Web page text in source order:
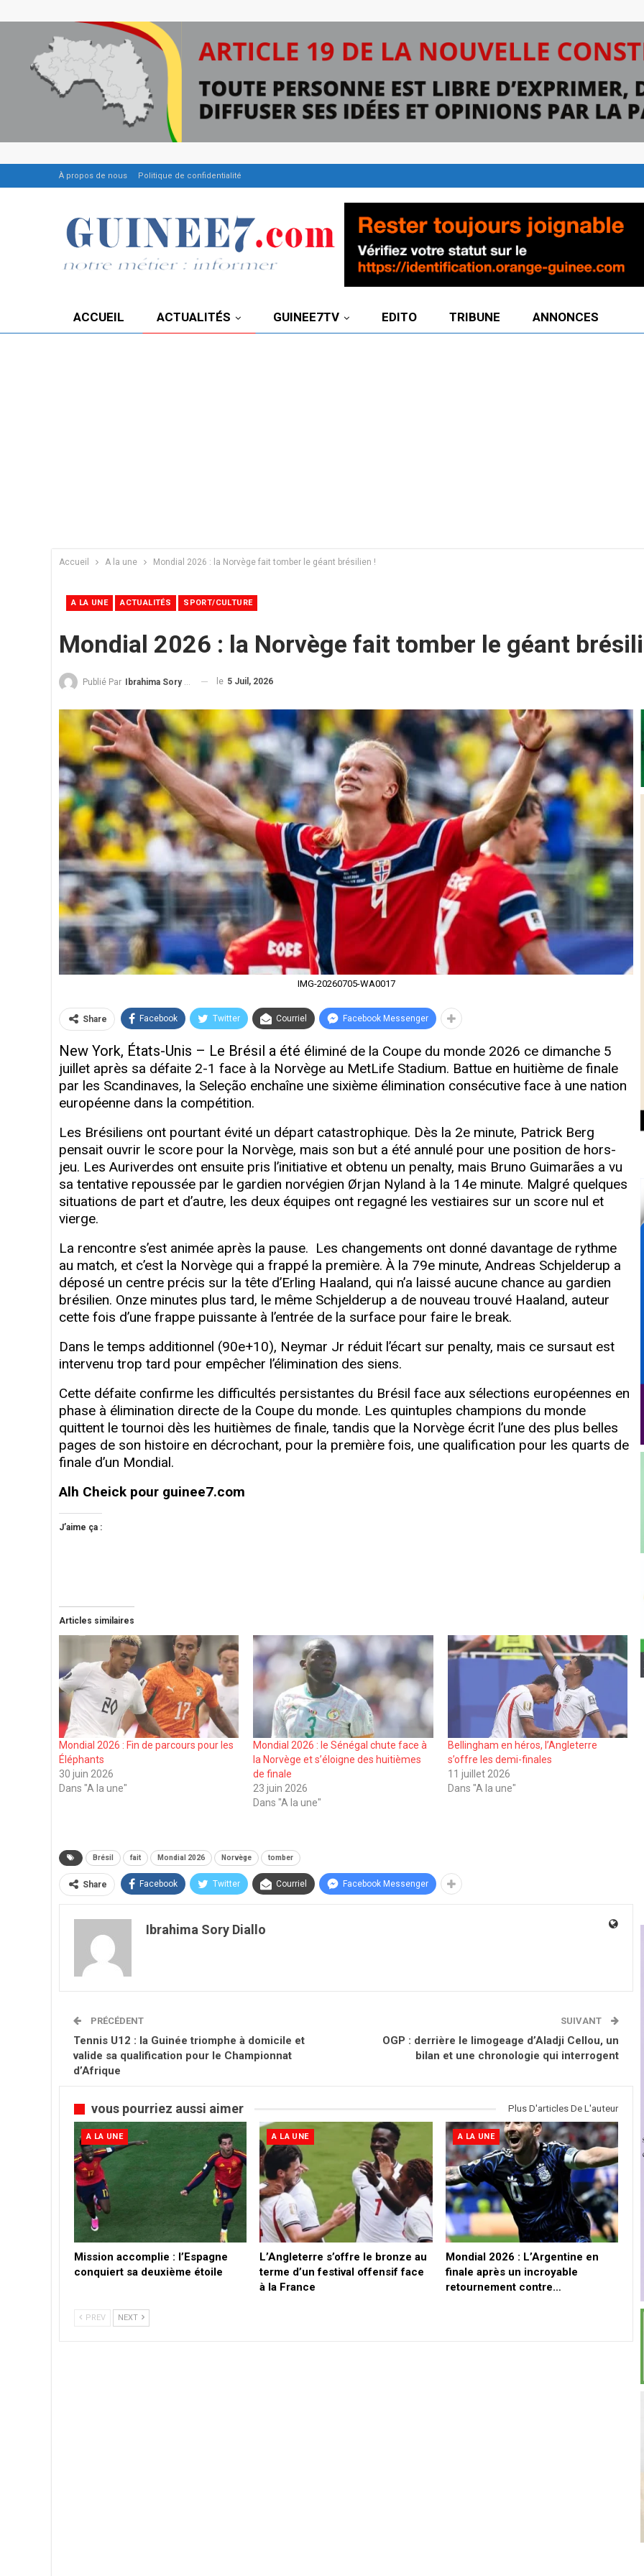
À propos de nous Politique de confidentialité
ACCUEIL ACTUALITÉS GUINEE7TV EDITO TRIBUNE ANNONCES
Accueil A la une Mondial 2026 : la Norvège fait tomber le géant brésilien !
A LA UNE ACTUALITÉS SPORT/CULTURE
Mondial 2026 : la Norvège fait tomber le géant
Publié Par Ibrahima Sory Diallo le 5 Juil, 2026
IMG-20260705-WA0017
Share Facebook Twitter Courriel Facebook Messenger
New York, États-Unis – Le Brésil a été éliminé de la Coupe du monde 2026 ce dimanche 5
juillet après sa défaite 2-1 face à la Norvège au MetLife Stadium. Battue en huitième de finale
par les Scandinaves, la Seleção enchaîne une sixième élimination consécutive face à une nation
européenne dans la compétition.
Les Brésiliens ont pourtant évité un départ catastrophique. Dès la 2e minute, Patrick Berg
pensait ouvrir le score pour la Norvège, mais son but a été annulé pour une position de hors-
jeu. Les Auriverdes ont ensuite pris l’initiative et obtenu un penalty, mais Bruno Guimarães a vu
sa tentative repoussée par le gardien norvégien Ørjan Nyland à la 14e minute. Malgré quelques
situations de part et d’autre, les deux équipes ont regagné les vestiaires sur un score nul et
vierge.
La rencontre s’est animée après la pause. Les changements ont donné davantage de rythme
au match, et c’est la Norvège qui a frappé la première. À la 79e minute, Andreas Schjelderup a
déposé un centre précis sur la tête d’Erling Haaland, qui n’a laissé aucune chance au gardien
brésilien. Onze minutes plus tard, le même Schjelderup a de nouveau trouvé Haaland, auteur
cette fois d’une frappe puissante à l’entrée de la surface pour faire le break.
Dans le temps additionnel (90e+10), Neymar Jr réduit l’écart sur penalty, mais ce sursaut est
intervenu trop tard pour empêcher l’élimination des siens.
Cette défaite confirme les difficultés persistantes du Brésil face aux sélections européennes en
phase à élimination directe de la Coupe du monde. Les quintuples champions du monde
quittent le tournoi dès les huitièmes de finale, tandis que la Norvège écrit l’une des plus belles
pages de son histoire en décrochant, pour la première fois, une qualification pour les quarts de
finale d’un Mondial.
Alh Cheick pour guinee7.com
J’aime ça :
Articles similaires
Mondial 2026 : Fin de parcours pour les
Éléphants
30 juin 2026
Dans "A la une"
Mondial 2026 : le Sénégal chute face à
la Norvège et s’éloigne des huitièmes
de finale
23 juin 2026
Dans "A la une"
Bellingham en héros, l’Angleterre
s’offre les demi-finales
11 juillet 2026
Dans "A la une"
Brésil fait Mondial 2026 Norvège tomber
Share Facebook Twitter Courriel Facebook Messenger
Ibrahima Sory Diallo
PRÉCÉDENT
Tennis U12 : la Guinée triomphe à domicile et
valide sa qualification pour le Championnat
d’Afrique
SUIVANT
OGP : derrière le limogeage d’Aladji Cellou, un
bilan et une chronologie qui interrogent
vous pourriez aussi aimer Plus D'articles De L'auteur
A LA UNE
Mission accomplie : l’Espagne
conquiert sa deuxième étoile
A LA UNE
L’Angleterre s’offre le bronze au
terme d’un festival offensif face
à la France
A LA UNE
Mondial 2026 : L’Argentine en
finale après un incroyable
retournement contre…
PREV NEXT